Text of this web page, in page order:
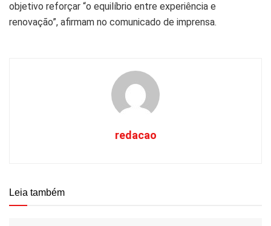
objetivo reforçar “o equilíbrio entre experiência e
renovação”, afirmam no comunicado de imprensa.
redacao
Leia também